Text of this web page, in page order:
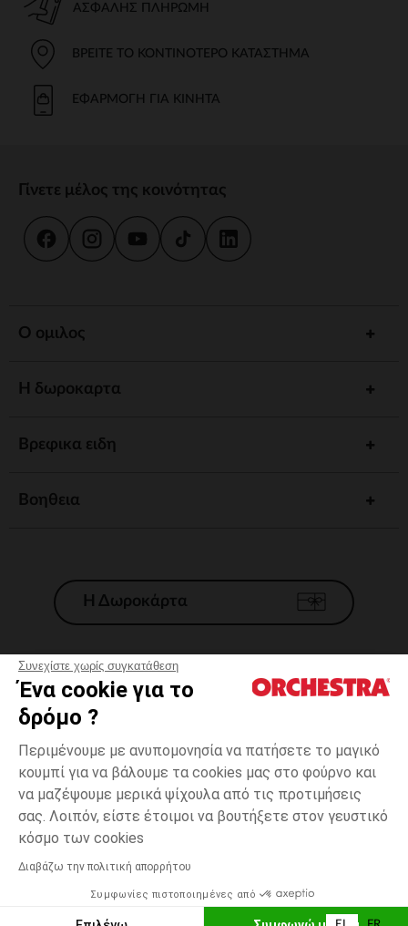
Συνεχίστε χωρίς συγκατάθεση
Ένα cookie για το
δρόμο ?
Περιμένουμε με ανυπομονησία να πατήσετε το μαγικό
κουμπί για να βάλουμε τα cookies μας στο φούρνο και
να μαζέψουμε μερικά ψίχουλα από τις προτιμήσεις
σας. Λοιπόν, είστε έτοιμοι να βουτήξετε στον γευστικό
κόσμο των cookies
Διαβάζω την πολιτική απορρήτου
Συμφωνίες πιστοποιημένες από
Ροζ
3
Δυνατότητα πληρωμής με
ΕΠΙΛΟΓΗ ΜΕΓΕΘΟΥΣ
ΑΣΦΑΛΉΣ ΠΛΗΡΩΜΉ
ΒΡΕΊΤΕ ΤΟ ΚΟΝΤΙΝΌΤΕΡΟ ΚΑΤΆΣΤΗΜΑ
ΕΦΑΡΜΟΓΉ ΓΙΑ ΚΙΝΗΤΆ
Γίνετε μέλος της κοινότητας
Ο ομιλος
Η δωροκαρτα
Βρεφικα ειδη
Βοηθεια
Η Δωροκάρτα
Γενικοί 'Οροι Πώλησης
*Εμπορικες προσφορες
Προσωπικά δεδομένα
Διαχείρηση των cookies
Προσβασιμότητα: μη συμμορφούμενη
H Orchestra συμμετέχει στον κωδικά δεοντολογίας και στο σύστημα
μεσολάβησης της Γαλλικής Ομοσπονδίας Ηλεκτρονικού Εμπορίου.